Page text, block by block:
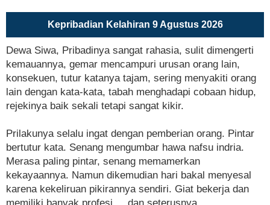
Kepribadian Kelahiran 9 Agustus 2026
Dewa Siwa, Pribadinya sangat rahasia, sulit dimengerti
kemauannya, gemar mencampuri urusan orang lain,
konsekuen, tutur katanya tajam, sering menyakiti orang
lain dengan kata-kata, tabah menghadapi cobaan hidup,
rejekinya baik sekali tetapi sangat kikir.
Prilakunya selalu ingat dengan pemberian orang. Pintar
bertutur kata. Senang mengumbar hawa nafsu indria.
Merasa paling pintar, senang memamerkan
kekayaannya. Namun dikemudian hari bakal menyesal
karena kekeliruan pikirannya sendiri. Giat bekerja dan